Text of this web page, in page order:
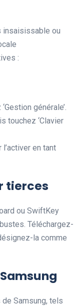
insaisissable ou
:
générale’.
touchez ‘Clavier
l’activer en tant
tierces
ou SwiftKey
Téléchargez-
la comme
Samsung, tels